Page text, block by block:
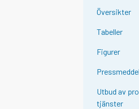
Översikter
Tabeller
Figurer
Utbud av
tjänster